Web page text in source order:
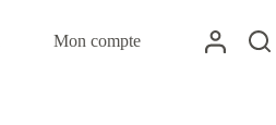
Mon compte